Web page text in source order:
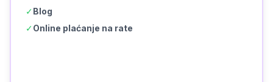
✓Blog
✓Online plaćanje na rate